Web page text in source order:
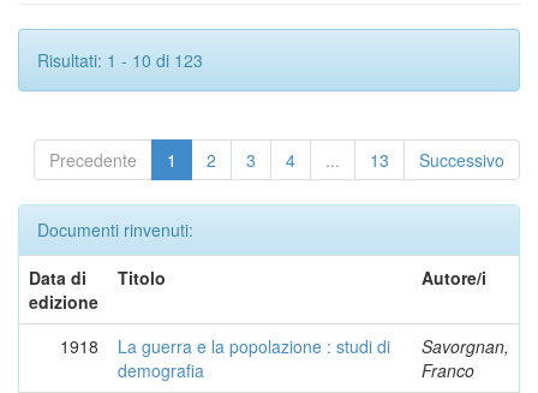
Risultati: 1 - 10 di 123
Precedente 1 2 3 4 ... 13 Successivo
Documenti rinvenuti:
Data di
edizione
Titolo Autore/i
1918
La guerra e la popolazione : studi di
demografia
Savorgnan,
Franco